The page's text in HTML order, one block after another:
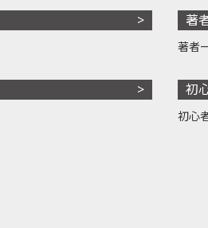
著
著者
初
初心